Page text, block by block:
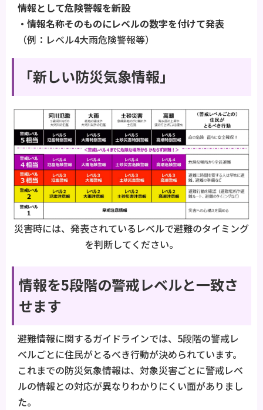
情報として危険警報を新設
・情報名称そのものにレベルの数字を付けて発表
（例：レベル4大雨危険警報等）
「新しい防災気象情報」
災害時には、発表されているレベルで避難のタイミング
を判断してください。
情報を5段階の警戒レベルと一致さ
せます
避難情報に関するガイドラインでは、5段階の警戒レ
ベルごとに住民がとるべき行動が決められています。
これまでの防災気象情報は、対象災害ごとに警戒レベ
ルの情報との対応が異なりわかりにくい面がありまし
た。